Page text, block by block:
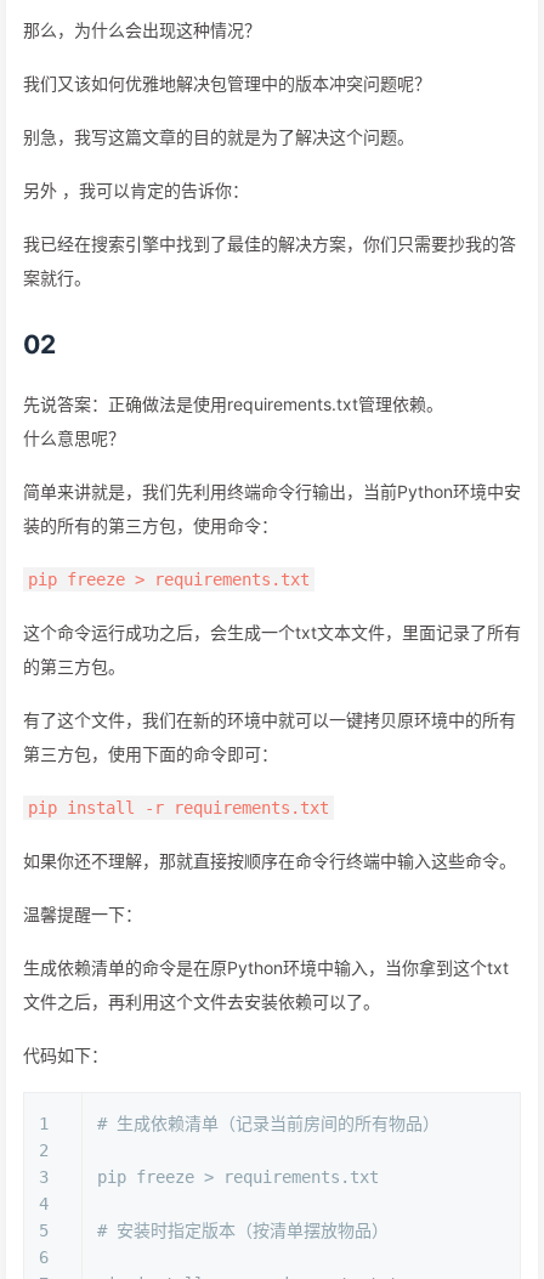
那么，为什么会出现这种情况？
我们又该如何优雅地解决包管理中的版本冲突问题呢？
别急，我写这篇文章的目的就是为了解决这个问题。
另外 ，我可以肯定的告诉你：
我已经在搜索引擎中找到了最佳的解决方案，你们只需要抄我的答
案就行。
02
先说答案：正确做法是使用requirements.txt管理依赖。
什么意思呢？
简单来讲就是，我们先利用终端命令行输出，当前Python环境中安
装的所有的第三方包，使用命令：
pip freeze > requirements.txt
这个命令运行成功之后，会生成一个txt文本文件，里面记录了所有
的第三方包。
有了这个文件，我们在新的环境中就可以一键拷贝原环境中的所有
第三方包，使用下面的命令即可：
pip install -r requirements.txt
如果你还不理解，那就直接按顺序在命令行终端中输入这些命令。
温馨提醒一下：
生成依赖清单的命令是在原Python环境中输入，当你拿到这个txt
文件之后，再利用这个文件去安装依赖可以了。
代码如下：
1
2
3
4
5
6
# 生成依赖清单（记录当前房间的所有物品）
pip freeze > requirements.txt
# 安装时指定版本（按清单摆放物品）